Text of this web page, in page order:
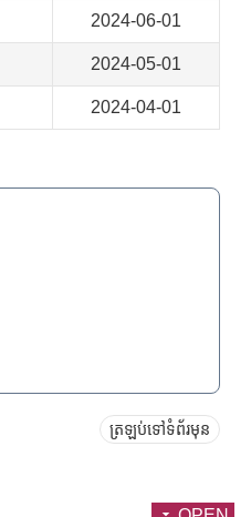
2024-06-01
2024-05-01
2024-04-01
ត្រឡប់ទៅទំព័រមុន